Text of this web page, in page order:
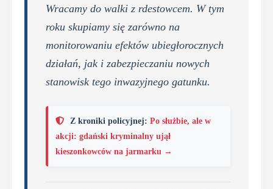
Wracamy do walki z rdestowcem. W tym
roku skupiamy się zarówno na
monitorowaniu efektów ubiegłorocznych
działań, jak i zabezpieczaniu nowych
stanowisk tego inwazyjnego gatunku.
Z kroniki policyjnej: Po służbie, ale w
akcji: gdański kryminalny ujął
kieszonkowców na jarmarku →